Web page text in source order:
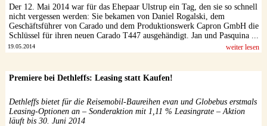
Der 12. Mai 2014 war für das Ehepaar Ulstrup ein Tag, den sie so schnell
nicht vergessen werden: Sie bekamen von Daniel Rogalski, dem
Geschäftsführer von Carado und dem Produktionswerk Capron GmbH die
Schlüssel für ihren neuen Carado T447 ausgehändigt. Jan und Pasquina ...
19.05.2014 weiter lesen
Premiere bei Dethleffs: Leasing statt Kaufen!
Dethleffs bietet für die Reisemobil-Baureihen evan und Globebus erstmals
Leasing-Optionen an – Sonderaktion mit 1,11 % Leasingrate – Aktion
läuft bis 30. Juni 2014